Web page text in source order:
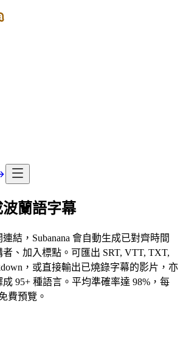
蘭語字幕
連結，Subanana 會自動生成已對齊時間
、加入標點。可匯出 SRT, VTT, TXT,
，或直接輸出已燒錄字幕的影片，亦
95+ 種語言。平均準確率達 98%，每
費預覽。